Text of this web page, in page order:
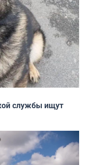
службы ищут